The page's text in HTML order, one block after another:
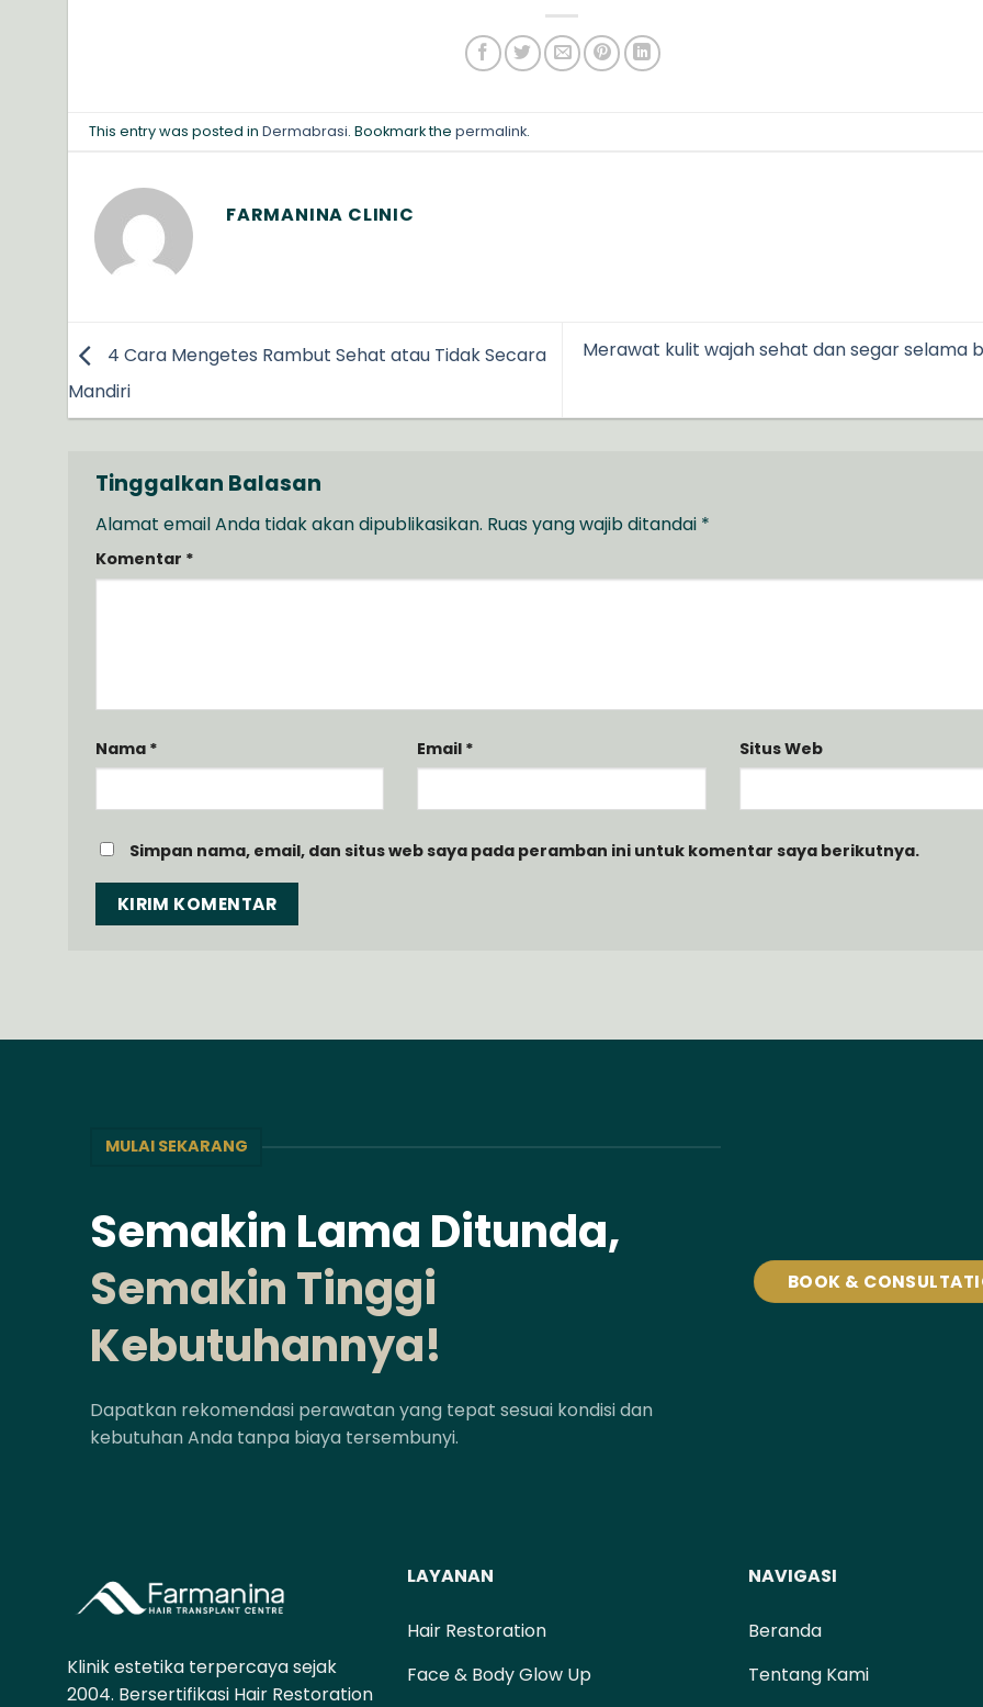
This entry was posted inDermabrasi. Bookmark thepermalink.
FARMANINA CLINIC
4 Cara Mengetes Rambut Sehat atau Tidak Secara
Mandiri
Merawat kulit wajah sehat dan segar selama
Tinggalkan Balasan
Alamat email Anda tidak akan dipublikasikan. Ruas yang wajib ditandai *
Komentar *
Nama * Email * Situs Web
Simpan nama, email, dan situs web saya pada peramban ini untuk komentar saya berikutnya.
MULAI SEKARANG
Semakin Lama Ditunda,
Semakin Tinggi
Kebutuhannya!
Dapatkan rekomendasi perawatan yang tepat sesuai kondisi dan
kebutuhan Anda tanpa biaya tersembunyi.
BOOK &
Klinik estetika terpercaya sejak
2004. Bersertifikasi Hair Restoration
LAYANAN
Hair Restoration
Face & Body Glow Up
NAVIGASI
Beranda
Tentang Kami